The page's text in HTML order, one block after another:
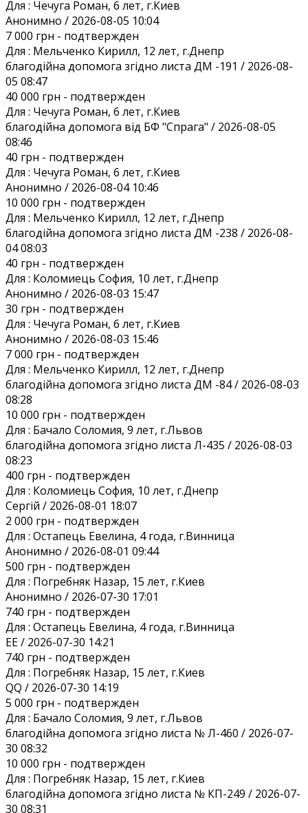
Для : Чечуга Роман, 6 лет, г.Киев
Анонимно / 2026-08-05 10:04
7 000 грн - подтвержден
Для : Мельченко Кирилл, 12 лет, г.Днепр
благодійна допомога згідно листа ДМ -191 / 2026-08-
05 08:47
40 000 грн - подтвержден
Для : Чечуга Роман, 6 лет, г.Киев
благодійна допомога від БФ "Спрага" / 2026-08-05
08:46
40 грн - подтвержден
Для : Чечуга Роман, 6 лет, г.Киев
Анонимно / 2026-08-04 10:46
10 000 грн - подтвержден
Для : Мельченко Кирилл, 12 лет, г.Днепр
благодійна допомога згідно листа ДМ -238 / 2026-08-
04 08:03
40 грн - подтвержден
Для : Коломиець София, 10 лет, г.Днепр
Анонимно / 2026-08-03 15:47
30 грн - подтвержден
Для : Чечуга Роман, 6 лет, г.Киев
Анонимно / 2026-08-03 15:46
7 000 грн - подтвержден
Для : Мельченко Кирилл, 12 лет, г.Днепр
благодійна допомога згідно листа ДМ -84 / 2026-08-03
08:28
10 000 грн - подтвержден
Для : Бачало Соломия, 9 лет, г.Львов
благодійна допомога згідно листа Л-435 / 2026-08-03
08:23
400 грн - подтвержден
Для : Коломиець София, 10 лет, г.Днепр
Сергій / 2026-08-01 18:07
2 000 грн - подтвержден
Для : Остапець Евелина, 4 года, г.Винница
Анонимно / 2026-08-01 09:44
500 грн - подтвержден
Для : Погребняк Назар, 15 лет, г.Киев
Анонимно / 2026-07-30 17:01
740 грн - подтвержден
Для : Остапець Евелина, 4 года, г.Винница
EE / 2026-07-30 14:21
740 грн - подтвержден
Для : Погребняк Назар, 15 лет, г.Киев
QQ / 2026-07-30 14:19
5 000 грн - подтвержден
Для : Бачало Соломия, 9 лет, г.Львов
благодійна допомога згідно листа № Л-460 / 2026-07-
30 08:32
10 000 грн - подтвержден
Для : Погребняк Назар, 15 лет, г.Киев
благодійна допомога згідно листа № КП-249 / 2026-07-
30 08:31